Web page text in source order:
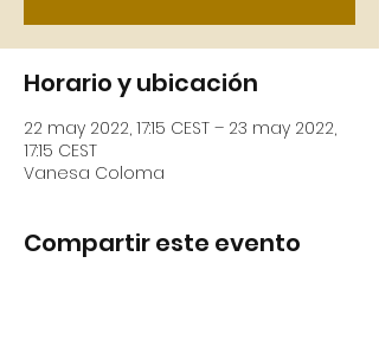
Horario y ubicación
22 may 2022, 17:15 CEST – 23 may 2022,
17:15 CEST
Vanesa Coloma
Compartir este evento